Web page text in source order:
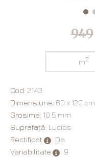
949
m2
Cod: 2143
Dimensiune: 60 х 120 cm
Grosime: 10.5 mm
Suprafață: Lucios
Rectificat
: Da
Variabilitate
: 9